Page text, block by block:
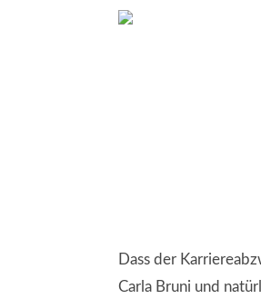
Dass der
Carla Bruni und